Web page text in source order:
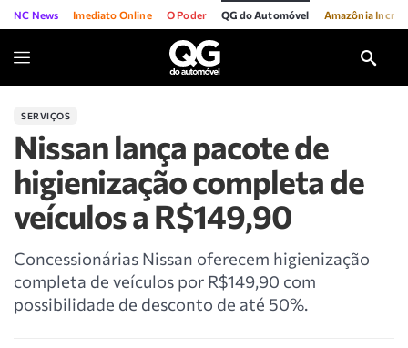
NC News Imediato Online O Poder QG do Automóvel Amazônia
SERVIÇOS
Nissan lança pacote de
higienização completa de
veículos a R$149,90
Concessionárias Nissan oferecem higienização
completa de veículos por R$149,90 com
possibilidade de desconto de até 50%.